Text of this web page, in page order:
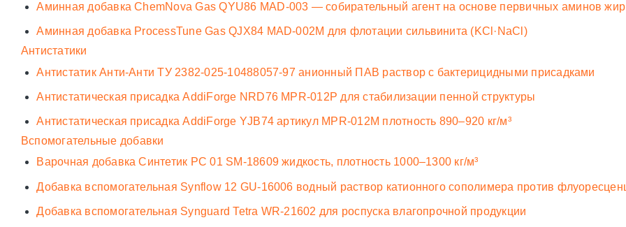
Аминная добавка ChemNova Gas QYU86 MAD-003 — собирательный агент на основе первичных аминов
Аминная добавка ProcessTune Gas QJX84 MAD-002M для флотации сильвинита (KCl·NaCl)
Антистатики
Антистатик Анти-Анти ТУ 2382-025-10488057-97 анионный ПАВ раствор с бактерицидными присадками
Антистатическая присадка AddiForge NRD76 MPR-012P для стабилизации пенной структуры
Антистатическая присадка AddiForge YJB74 артикул MPR-012M плотность 890–920 кг/м³
Вспомогательные добавки
Варочная добавка Синтетик РС 01 SM-18609 жидкость, плотность 1000–1300 кг/м³
Добавка вспомогательная Synflow 12 GU-16006 водный раствор катионного сополимера против
Добавка вспомогательная Synguard Tetra WR-21602 для роспуска влагопрочной продукции